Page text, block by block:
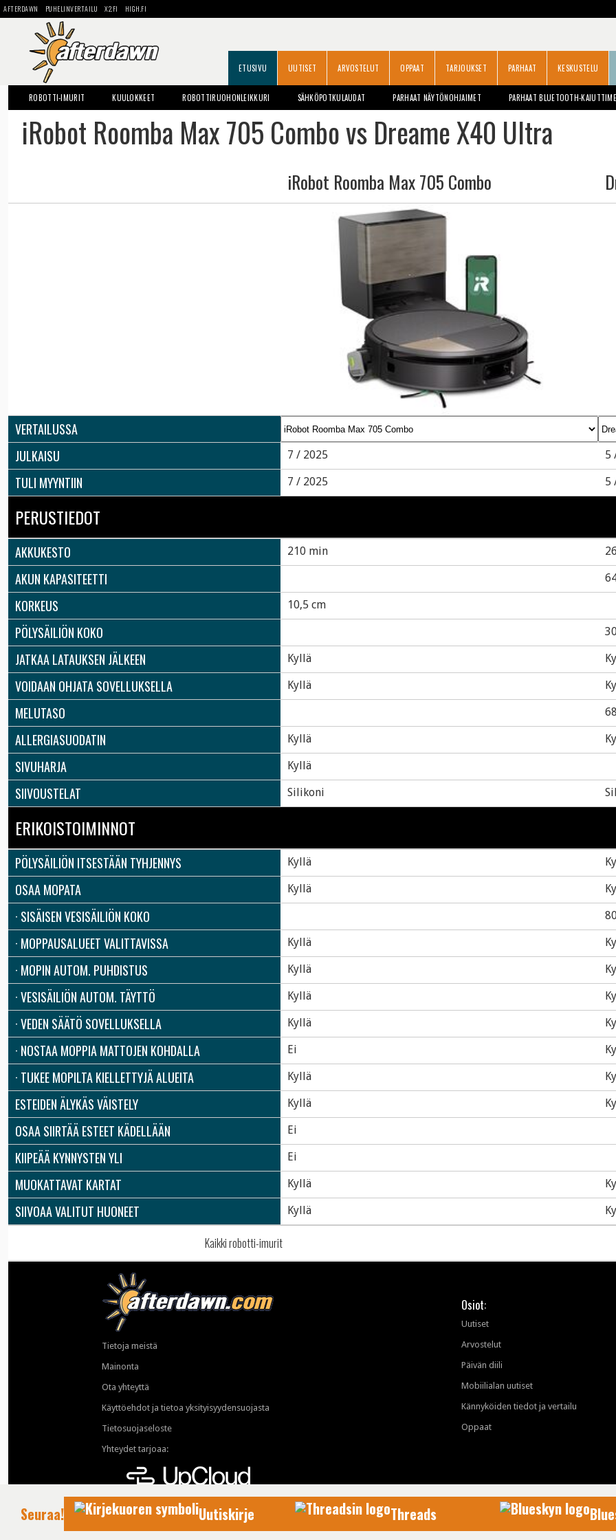
AFTERDAWN PUHELINVERTAILU X2.FI HIGH.FI
ETUSIVU UUTISET ARVOSTELUT OPPAAT TARJOUKSET PARHAAT KESKUSTELU
ROBOTTI-IMURIT KUULOKKEET ROBOTTIRUOHONLEIKKURI SÄHKÖPOTKULAUDAT PARHAAT NÄYTÖNOHJAIMET PARHAAT BLUETOOTH-
iRobot Roomba Max 705 Combo vs Dreame X40 Ultra
iRobot Roomba Max 705 Combo
VERTAILUSSA
JULKAISU
7 / 2025 5
TULI MYYNTIIN 7 / 2025 5
PERUSTIEDOT
AKKUKESTO 210 min
AKUN KAPASITEETTI
KORKEUS 10,5 cm
PÖLYSÄILIÖN KOKO
JATKAA LATAUKSEN JÄLKEEN Kyllä
VOIDAAN OHJATA SOVELLUKSELLA Kyllä
MELUTASO
ALLERGIASUODATIN Kyllä
SIVUHARJA Kyllä
SIIVOUSTELAT Silikoni
ERIKOISTOIMINNOT
PÖLYSÄILIÖN ITSESTÄÄN TYHJENNYS Kyllä
OSAA MOPATA Kyllä
· SISÄISEN VESISÄILIÖN KOKO
· MOPPAUSALUEET VALITTAVISSA Kyllä
· MOPIN AUTOM. PUHDISTUS Kyllä
· VESISÄILIÖN AUTOM. TÄYTTÖ Kyllä
· VEDEN SÄÄTÖ SOVELLUKSELLA Kyllä
· NOSTAA MOPPIA MATTOJEN KOHDALLA Ei
· TUKEE MOPILTA KIELLETTYJÄ ALUEITA Kyllä
ESTEIDEN ÄLYKÄS VÄISTELY Kyllä
OSAA SIIRTÄÄ ESTEET KÄDELLÄÄN Ei
KIIPEÄÄ KYNNYSTEN YLI Ei
MUOKATTAVAT KARTAT Kyllä
SIIVOAA VALITUT HUONEET Kyllä
Kaikki robotti-imurit
Tietoja meistä
Mainonta
Ota yhteyttä
Käyttöehdot ja tietoa yksityisyydensuojasta
Tietosuojaseloste
Yhteydet tarjoaa:
Osiot:
Uutiset
Arvostelut
Päivän diili
Mobiilialan uutiset
Kännyköiden tiedot ja vertailu
Oppaat
Seuraa! Uutiskirje Threads